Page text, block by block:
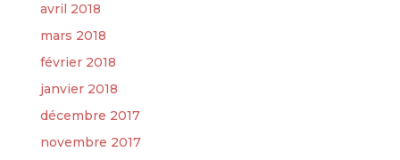
avril 2018
mars 2018
février 2018
janvier 2018
décembre 2017
novembre 2017